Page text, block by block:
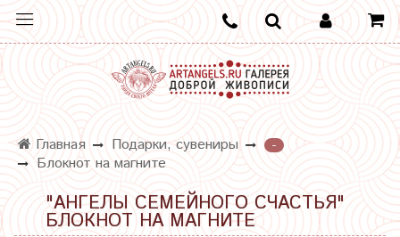
Главная Подарки, сувениры
-
Блокнот на магните
"АНГЕЛЫ СЕМЕЙНОГО СЧАСТЬЯ"
БЛОКНОТ НА МАГНИТЕ